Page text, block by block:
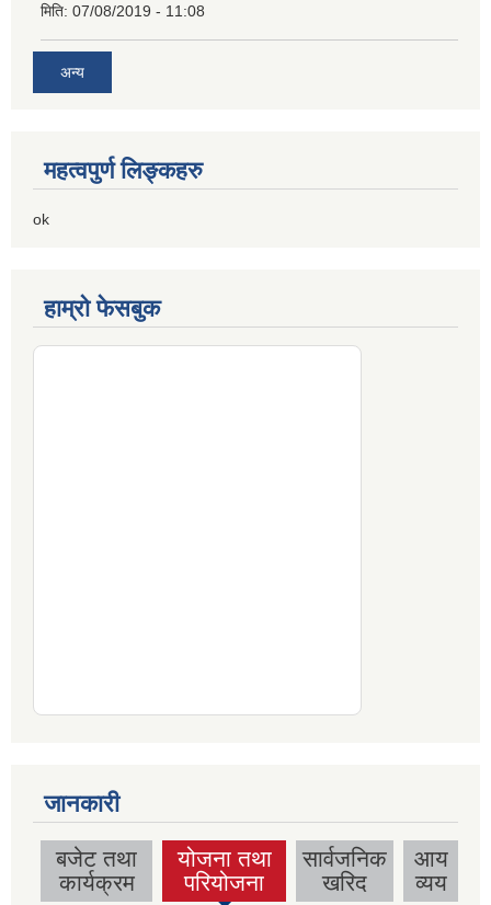
मिति: 07/08/2019 - 11:08
अन्य
महत्वपुर्ण लिङ्कहरु
ok
हाम्रो फेसबुक
जानकारी
बजेट तथा
कार्यक्रम
योजना तथा
परियोजना
(active tab)
सार्वजनिक
खरिद
आय
व्यय